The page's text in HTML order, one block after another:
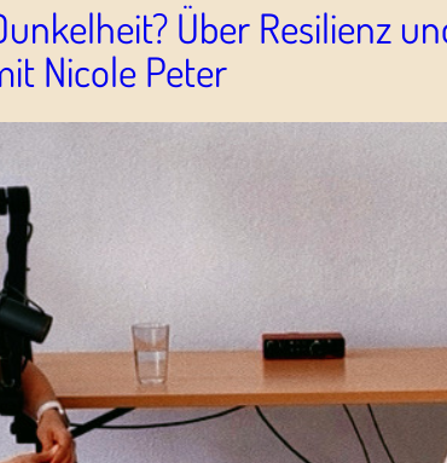
Über Resilienz
Nicole Peter